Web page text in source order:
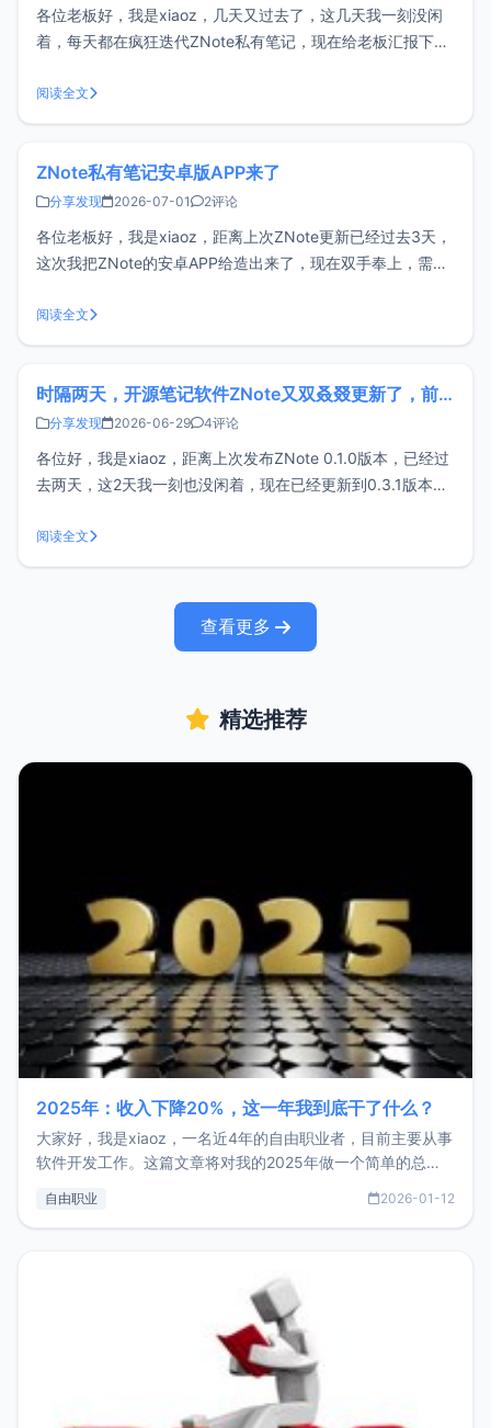
各位老板好，我是xiaoz，几天又过去了，这几天我一刻没闲
着，每天都在疯狂迭代ZNote私有笔记，现在给老板汇报下最
https://github.com/helloxz/znote什么是 AI 检索问答？简单
来说，和传统AI对话不同的是，ZNote的A
阅读全文
ZNote私有笔记安卓版APP来了
分享发现 2026-07-01 2评论
各位老板好，我是xiaoz，距离上次ZNote更新已经过去3天，
这次我把ZNote的安卓APP给造出来了，现在双手奉上，需要
使用！如果您还不了解ZNote，可以先看下往期回顾：小而美
的ZNote笔记软件 —— 支持Docker私有部署和WE
阅读全文
时隔两天，开源笔记软件ZNote又双叒叕更新了，前来汇报
分享发现 2026-06-29 4评论
各位好，我是xiaoz，距离上次发布ZNote 0.1.0版本，已经过
去两天，这2天我一刻也没闲着，现在已经更新到0.3.1版本
官网：https://znote.xphub.dev/ZNote近期更新由于近期更
新内容实在是太多了，所以无法
阅读全文
查看更多
精选推荐
2025年：收入下降20%，这一年我到底干了什么？
大家好，我是xiaoz，一名近4年的自由职业者，目前主要从事
软件开发工作。这篇文章将对我的2025年做一个简单的总
收入下降20%，但却过得很充实，2026年不求突破，但求保
自由职业 2026-01-12